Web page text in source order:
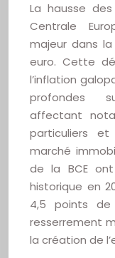
La hausse
Centrale
majeur dans
euro. Cette
l’inflation
profondes
affectant
particuliers
marché
de la BCE
historique en
4,5 points de
resserrement
la création de